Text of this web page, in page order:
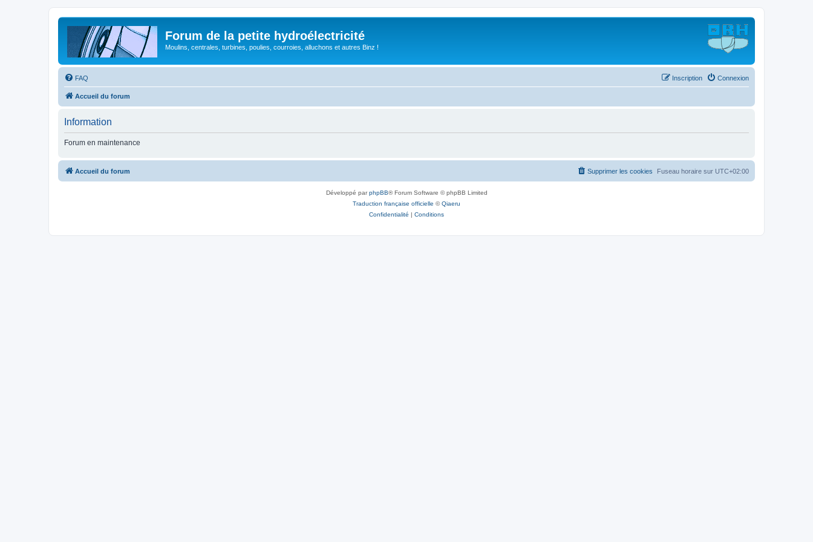
Forum de la petite hydroélectricité
Moulins, centrales, turbines, poulies, courroies, alluchons et autres Binz !
FAQ Connexion
Inscription
Accueil du forum
Information
Forum en maintenance
Accueil du forum Fuseau horaire sur UTC+02:00
Supprimer les cookies
Développé parphpBB® Forum Software © phpBB Limited
Traduction française officielle ©Qiaeru
Confidentialité | Conditions